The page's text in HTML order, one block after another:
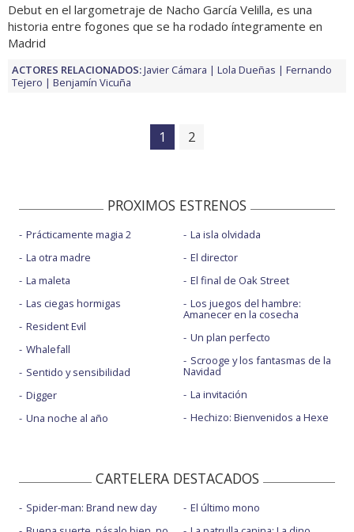
Debut en el largometraje de Nacho García Velilla, es una
historia entre fogones que se ha rodado íntegramente en
Madrid
ACTORES RELACIONADOS:Javier Cámara Lola Dueñas
Fernando
Tejero
Benjamín Vicuña
1 2
PROXIMOS ESTRENOS
Prácticamente magia 2
La otra madre
La maleta
Las ciegas hormigas
Resident Evil
Whalefall
Sentido y sensibilidad
Digger
Una noche al año
La isla olvidada
El director
El final de Oak Street
Los juegos del hambre:
Amanecer en la cosecha
Un plan perfecto
Scrooge y los fantasmas de la
Navidad
La invitación
Hechizo: Bienvenidos a Hexe
CARTELERA DESTACADOS
Spider-man: Brand new day
El último mono